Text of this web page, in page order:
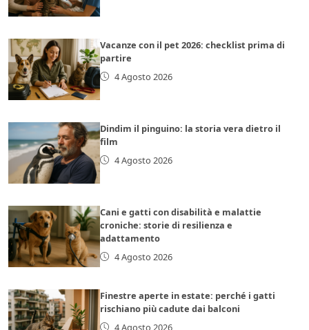
Vacanze con il pet 2026: checklist prima di
partire
4 Agosto 2026
Dindim il pinguino: la storia vera dietro il
film
4 Agosto 2026
Cani e gatti con disabilità e malattie
croniche: storie di resilienza e
adattamento
4 Agosto 2026
Finestre aperte in estate: perché i gatti
rischiano più cadute dai balconi
4 Agosto 2026